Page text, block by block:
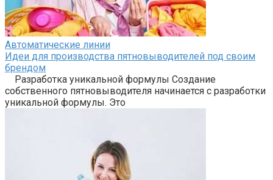
Автоматические линии
Идеи для производства пятновыводителей под своим
брендом
Разработка уникальной формулы Создание
собственного пятновыводителя начинается с разработки
уникальной формулы. Это